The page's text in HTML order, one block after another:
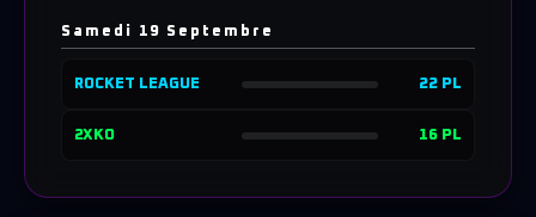
Samedi 19 Septembre
ROCKET LEAGUE 22 PL
2XKO 16 PL